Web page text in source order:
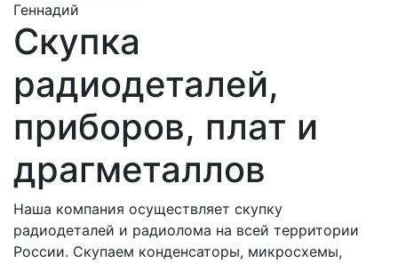
Геннадий
Скупка
радиодеталей,
приборов, плат и
драгметаллов
Наша компания осуществляет скупку
радиодеталей и радиолома на всей территории
России. Скупаем конденсаторы, микросхемы,